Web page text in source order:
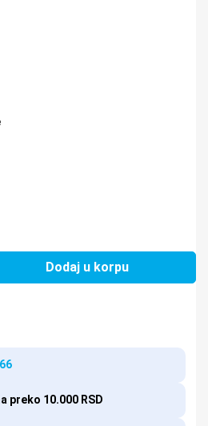
Unesite željenu
Dodaj u korpu
preko 10.000 RSD